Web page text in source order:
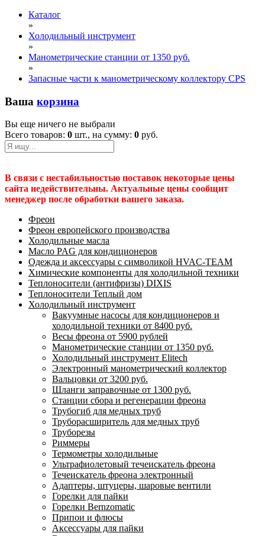
Каталог
»
Холодильный инструмент
»
Манометрические станции от 1350 руб.
»
Запасные части к манометрическому коллектору CPS
Ваша корзина
Вы еще ничего не выбрали
Всего товаров: 0 шт., на сумму: 0 руб.
В связи с нестабильностью поставок некоторые цены
сайта недействительны. Актуальные цены сообщит
менеджер после обработки вашего заказа.
Фреон
Фреон европейского производства
Холодильные масла
Масло PAG для кондиционеров
Одежда и аксессуары с символикой HVAC-TEAM
Химические компоненты для холодильной техники
Теплоносители (антифризы) DIXIS
Теплоносители Теплый дом
Холодильный инструмент
Вакуумные насосы для кондиционеров и
холодильной техники от 8400 руб.
Весы фреона от 5900 рублей
Манометрические станции от 1350 руб.
Холодильный инструмент Elitech
Электронный манометрический коллектор
Вальцовки от 3200 руб.
Шланги заправочные от 1300 руб.
Станции сбора и регенерации фреона
Трубогиб для медных труб
Труборасширитель для медных труб
Труборезы
Риммеры
Термометры холодильные
Ультрафиолетовый течеискатель фреона
Течеискатель фреона электронный
Адаптеры, штуцеры, шаровые вентили
Горелки для пайки
Горелки Bernzomatic
Припои и флюсы
Аксессуары для пайки